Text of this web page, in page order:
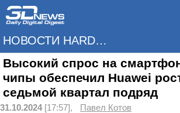
НОВОСТИ HARDWARE
Высокий спрос на
чипы обеспечил Huawei
седьмой квартал подряд
31.10.2024[17:57], Павел Котов